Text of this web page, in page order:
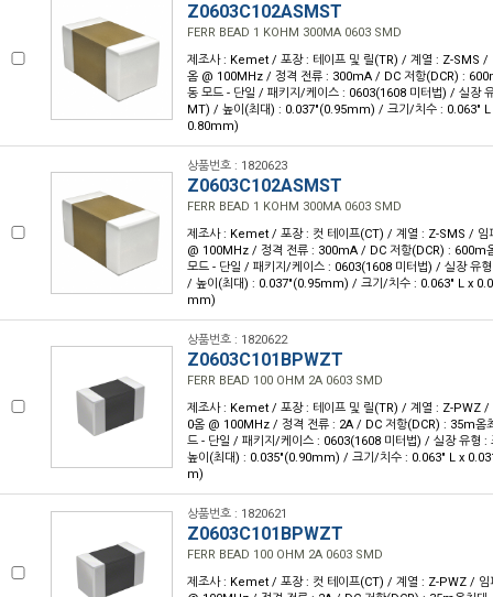
Z0603C102ASMST
FERR BEAD 1 KOHM 300MA 0603 SMD
제조사 : Kemet / 포장 : 테이프 및 릴(TR) / 계열 : Z-SMS /
옴 @ 100MHz / 정격 전류 : 300mA / DC 저항(DCR) :
동 모드 - 단일 / 패키지/케이스 : 0603(1608 미터법) / 실장
MT) / 높이(최대) : 0.037"(0.95mm) / 크기/치수 : 0.063"
0.80mm)
상품번호 : 1820623
Z0603C102ASMST
FERR BEAD 1 KOHM 300MA 0603 SMD
제조사 : Kemet / 포장 : 컷 테이프(CT) / 계열 : Z-SMS / 임
@ 100MHz / 정격 전류 : 300mA / DC 저항(DCR) : 600m
모드 - 단일 / 패키지/케이스 : 0603(1608 미터법) / 실장 유
/ 높이(최대) : 0.037"(0.95mm) / 크기/치수 : 0.063" L x
mm)
상품번호 : 1820622
Z0603C101BPWZT
FERR BEAD 100 OHM 2A 0603 SMD
제조사 : Kemet / 포장 : 테이프 및 릴(TR) / 계열 : Z-PWZ /
0옴 @ 100MHz / 정격 전류 : 2A / DC 저항(DCR) : 35m옴
드 - 단일 / 패키지/케이스 : 0603(1608 미터법) / 실장 유형
높이(최대) : 0.035"(0.90mm) / 크기/치수 : 0.063" L x
m)
상품번호 : 1820621
Z0603C101BPWZT
FERR BEAD 100 OHM 2A 0603 SMD
제조사 : Kemet / 포장 : 컷 테이프(CT) / 계열 : Z-PWZ / 임